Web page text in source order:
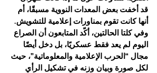
قد أخفت بعض المعدات النووية مسبقًا، أم
أنها كانت تقوم بمناورات إعلامية للتشويش.
وفي كلتا الحالتين، أكّد المتابعون أن الصراع
اليوم لم يعد فقط عسكريًا، بل دخل أيضًا
مجال “الحرب الإعلامية والمعلوماتية”، حيث
لكل صورة وبيان وزنه في تشكيل الرأي